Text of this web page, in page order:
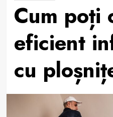
Cum poți
eficient
cu